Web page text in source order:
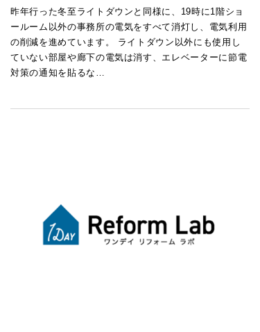
昨年行った冬至ライトダウンと同様に、19時に1階ショ
ールーム以外の事務所の電気をすべて消灯し、電気利用
の削減を進めています。 ライトダウン以外にも使用し
ていない部屋や廊下の電気は消す、エレベーターに節電
対策の通知を貼るな…